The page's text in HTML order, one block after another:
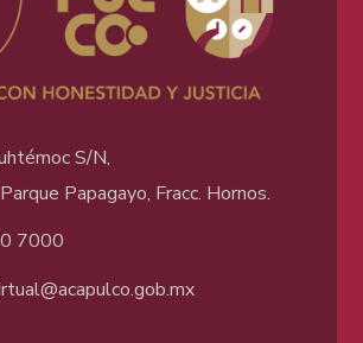
S/N,
Papagayo, Fracc. Hornos.
7000
.gob.mx